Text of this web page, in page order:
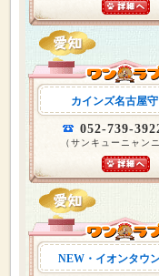
カインズ名古屋
052-739-
（サンキューニャン
NEW・イオンタウ